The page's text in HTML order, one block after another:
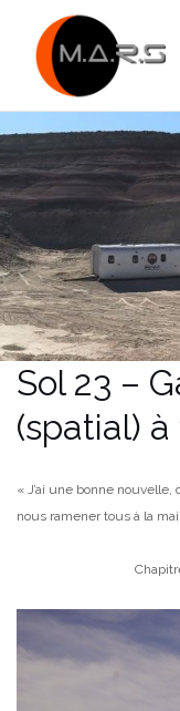
content
Sol 23 –
(spatial)
« J’ai une bonne
nous ramener tous à la